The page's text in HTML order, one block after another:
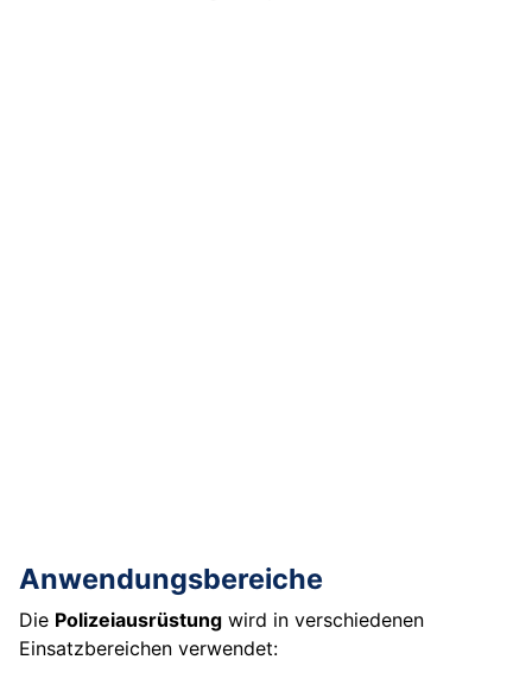
Anwendungsbereiche
Die Polizeiausrüstung wird in verschiedenen
Einsatzbereichen verwendet: